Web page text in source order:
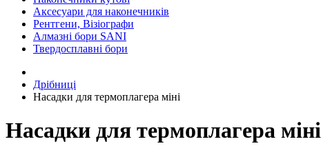
Аксесуари для наконечників
Рентгени, Візіографи
Алмазні бори SANI
Твердосплавні бори
Дрібниці
Насадки для термоплагера міні
Насадки для термоплагера міні